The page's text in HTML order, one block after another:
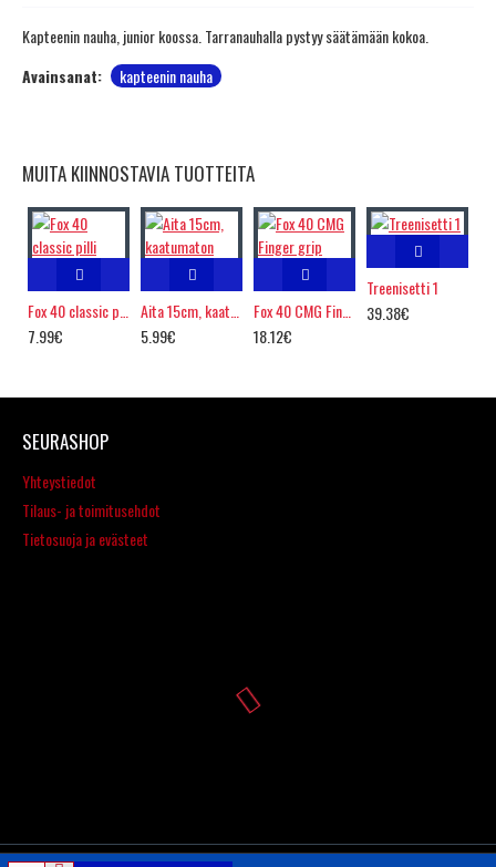
Kapteenin nauha, junior koossa. Tarranauhalla pystyy säätämään kokoa.
Avainsanat:
kapteenin nauha
MUITA KIINNOSTAVIA TUOTTEITA
7.99€
5.99€
Fox 40 CMG Finger grip
18.12€
Treenisetti 1
39.38€
SEURASHOP
Yhteystiedot
Tilaus- ja toimitusehdot
Tietosuoja ja evästeet